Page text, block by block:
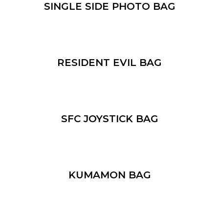
SINGLE SIDE PHOTO BAG
RESIDENT EVIL BAG
SFC JOYSTICK BAG
KUMAMON BAG